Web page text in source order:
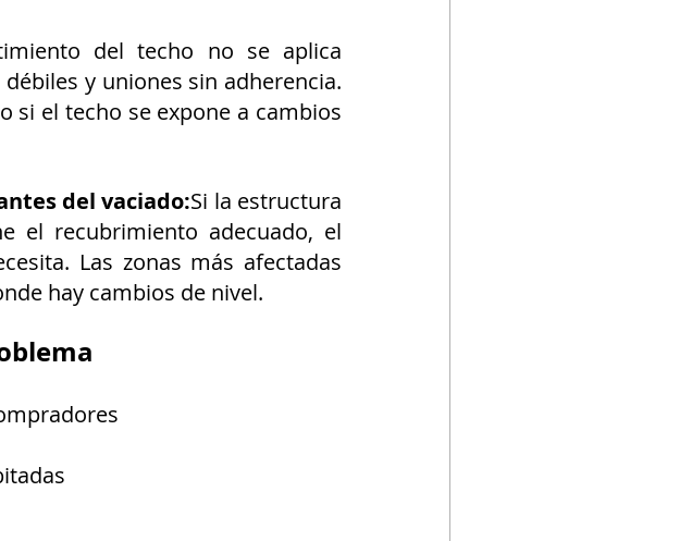
del techo no se aplica
y uniones sin adherencia.
si el techo se expone a cambios
del vaciado:Si la estructura
el recubrimiento adecuado, el
Las zonas más afectadas
hay cambios de nivel.